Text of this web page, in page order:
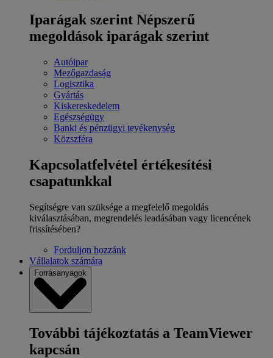
Iparágak szerint Népszerű
megoldások iparágak szerint
Autóipar
Mezőgazdaság
Logisztika
Gyártás
Kiskereskedelem
Egészségügy
Banki és pénzügyi tevékenység
Közszféra
Kapcsolatfelvétel értékesítési
csapatunkkal
Segítségre van szüksége a megfelelő megoldás
kiválasztásában, megrendelés leadásában vagy licencének
frissítésében?
Forduljon hozzánk
Vállalatok számára
Forrásanyagok
További tájékoztatás a TeamViewer
kapcsán